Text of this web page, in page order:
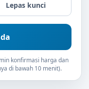
Lepas kunci
konfirmasi harga dan
di bawah 10 menit).